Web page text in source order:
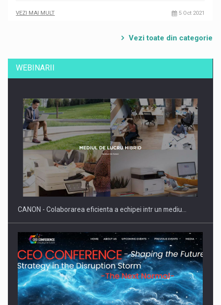
VEZI MAI MULT 5 Oct 2021
Vezi toate din categorie
WEBINARII
CANON - Colaborarea eficienta a echipei intr un mediu…